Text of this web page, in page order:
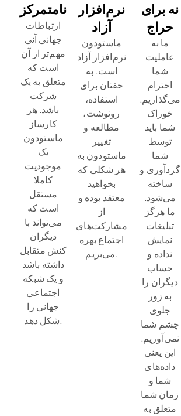
نامتمرکز
ارتباطات
جهانی آنی
مهم‌تر از آن
است که
متعلق به یک
شرکت
باشد. هر
کارساز
ماستودون
یک
موجودیت
کاملا
مستقل
است که
می‌تواند با
دیگران
کنش متقابل
داشته باشد
و یک شبکه
اجتماعی
جهانی را
شکل دهد.
نرم‌افزار
آزاد
ماستودون
نرم‌افزار آزاد
است. به
حقتان برای
استفاده،
رونوشت،
مطالعه و
تغییر
ماستودون به
هر شکلی که
بخواهید
معتقد بوده و
از
مشارکت‌های
اجتماع بهره
می‌بریم.
نه برای
حراج
ما به
عاملیت
شما
احترام
می‌گذاریم.
خوراک
شما باید
توسط
شما
گردآوری و
ساخته
می‌شود.
ما هرگز
تبلیغات
نمایش
نداده و
حساب
دیگران را
به زور
جلوی
چشم شما
نمی‌آوریم.
این یعنی
داده‌های
شما و
زمان شما
متعلق به